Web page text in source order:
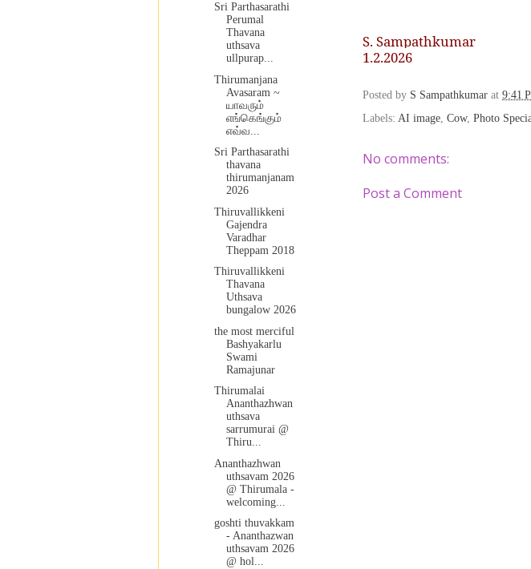
S. Sampathkumar
1.2.2026
Posted by S Sampathkumar at 9:41
Labels: AI image, Cow, Photo
No comments:
Post a Comment
Sri Parthasarathi
Perumal
Thavana
uthsava
ullpurap...
Thirumanjana
Avasaram ~
யாவரும்
எங்கெங்கும்
எவ்வ...
Sri Parthasarathi
thavana
thirumanjanam
2026
Thiruvallikkeni
Gajendra
Varadhar
Theppam 2018
Thiruvallikkeni
Thavana
Uthsava
bungalow 2026
the most merciful
Bashyakarlu
Swami
Ramajunar
Thirumalai
Ananthazhwan
uthsava
sarrumurai @
Thiru...
Ananthazhwan
uthsavam 2026
@ Thirumala -
welcoming...
goshti thuvakkam
- Ananthazwan
uthsavam 2026
@ hol...